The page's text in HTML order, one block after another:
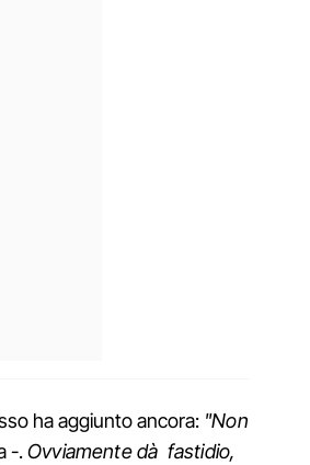
ha aggiunto ancora: "Non
-.Ovviamente dà fastidio,